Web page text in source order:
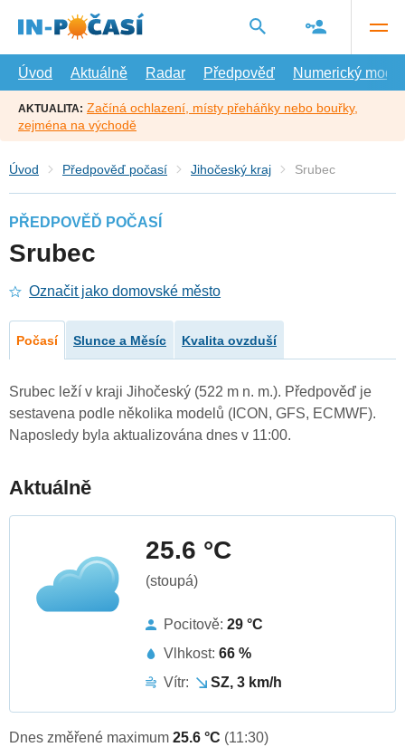
hlavní
Úvod
Aktuálně Radar Předpověď Numerický model
AKTUALITA: Začíná ochlazení, místy přeháňky nebo bouřky,
zejména na východě
Úvod Předpověď počasí Jihočeský kraj Srubec
PŘEDPOVĚĎ POČASÍ
Srubec
Označit jako domovské město
Počasí Slunce a Měsíc Kvalita ovzduší
Srubec leží v kraji Jihočeský (522 m n. m.). Předpověď je
sestavena podle několika modelů (ICON, GFS, ECMWF).
Naposledy byla aktualizována dnes v 11:00.
Aktuálně
25.6 °C
(stoupá)
Pocitově: 29 °C
Vlhkost: 66 %
Vítr:
SZ, 3 km/h
Dnes změřené maximum 25.6 °C (11:30)